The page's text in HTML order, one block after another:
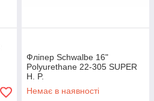
Фліпер Schwalbe 16"
Polyurethane 22-305 SUPER
H. P.
Немає в наявності